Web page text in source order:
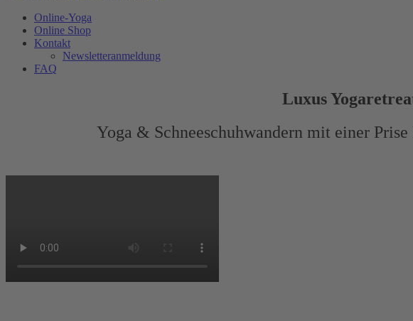
Online-Yoga
Online Shop
Kontakt
Newsletteranmeldung
FAQ
Luxus
Yoga & Schneeschuhwandern mit einer